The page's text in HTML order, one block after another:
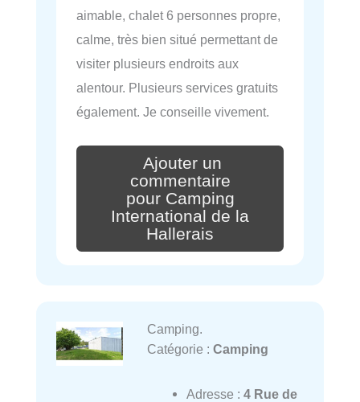
aimable, chalet 6 personnes propre,
calme, très bien situé permettant de
visiter plusieurs endroits aux
alentour. Plusieurs services gratuits
également. Je conseille vivement.
Ajouter un
commentaire
pour Camping
International de la
Hallerais
Camping.
Catégorie : Camping
Adresse : 4 Rue de